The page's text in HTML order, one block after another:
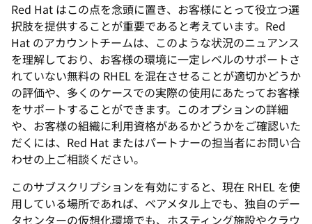
Red Hat はこの点を念頭に置き、お客様にとって役立つ選
択肢を提供することが重要であると考えています。Red
Hat のアカウントチームは、このような状況のニュアンス
を理解しており、お客様の環境に一定レベルのサポートさ
れていない無料の RHEL を混在させることが適切かどうか
の評価や、多くのケースでの実際の使用にあたってお客様
をサポートすることができます。このオプションの詳細
や、お客様の組織に利用資格があるかどうかをご確認いた
だくには、Red Hat またはパートナーの担当者にお問い合
わせの上ご相談ください。
このサブスクリプションを有効にすると、現在 RHEL を使
用している場所であれば、ベアメタル上でも、独自のデー
タセンターの仮想化環境でも、ホスティング施設やクラウ